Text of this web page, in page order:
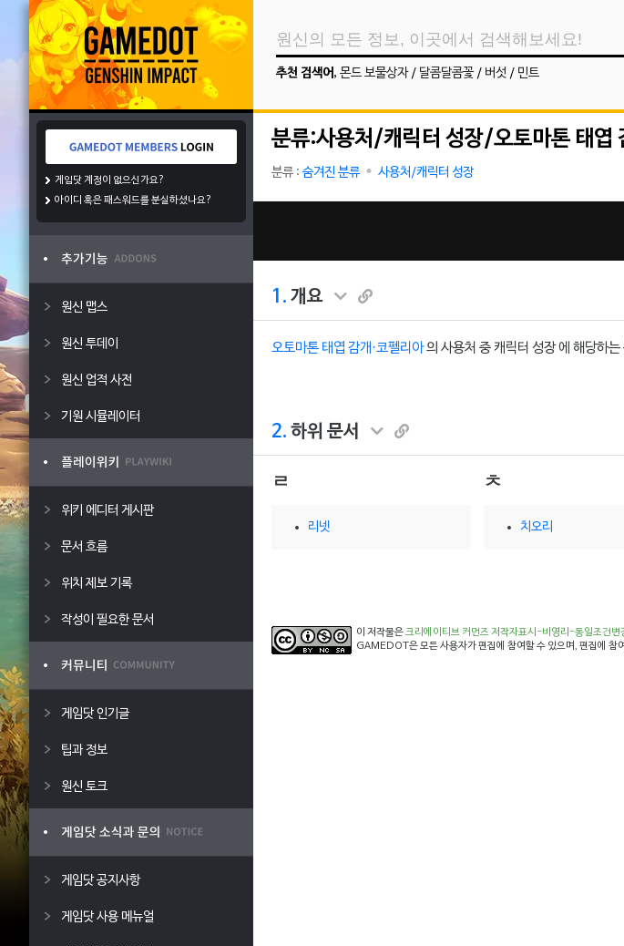
게임닷 계정이 없으신가요?
아이디 혹은 패스워드를 분실하셨나요?
원신 맵스
원신 투데이
원신 업적 사전
기원 시뮬레이터
위키 에디터 게시판
문서 흐름
위치 제보 기록
작성이 필요한 문서
게임닷 인기글
팁과 정보
원신 토크
게임닷 공지사항
게임닷 사용 메뉴얼
추천 검색어 , 몬드 보물상자/ 달콤달콤꽃/ 버섯 / 민트
분류:사용처/캐릭터 성장/오토마톤 태엽
분류 : 숨겨진 분류 사용처/캐릭터 성장
1. 개요
오토마톤 태엽 감개·코펠리아의 사용처 중 캐릭터 성장 에 해당하는
2. 하위 문서
ㄹ
리넷
ㅊ
치오리
이 저작물은크리에이티브 커먼즈 저작자표시-비영리-동일조건변
GAMEDOT은 모든 사용자가 편집에 참여할 수 있으며, 편집에 참